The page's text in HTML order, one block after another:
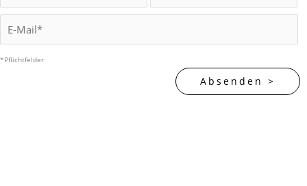
*Pflichtfelder